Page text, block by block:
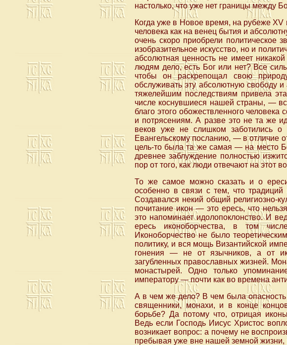
настолько, что уже нет границы между
Когда уже в Новое время, на рубеже
человека как на венец бытия и
очень скоро приобрели политическое
изобразительное искусство, но и
абсолютная ценность не имеет
людям дело, есть Бог или нет? Все
чтобы он раскрепощал свою
обслуживать эту абсолютную свободу
тяжелейшим последствиям привела
числе коснувшиеся нашей страны, —
благо этого обожествленного
и потрясениям. А разве это не та же
веков уже не слишком заботились о
Евангельскому посланию, — в отличие
цель-то была та же самая — на место
древнее заблуждение полностью
пор от того, как люди отвечают на этот
То же самое можно сказать и о ереси
особенно в связи с тем, что
Создавался некий общий религиозно-
почитание икон — это ересь, что
это напоминает идолопоклонство. И
ересь иконоборчества, в том
Иконоборчество не было
политику, и вся мощь Византийской
гонения — не от язычников, а от
загубленных православных жизней.
монастырей. Одно только
императору — почти как во времена
А в чем же дело? В чем была опасность
священники, монахи, и в конце
борьбе? Да потому что, отрицая
Ведь если Господь Иисус Христос
возникает вопрос: а почему не
пребывая уже вне нашей земной жизни,